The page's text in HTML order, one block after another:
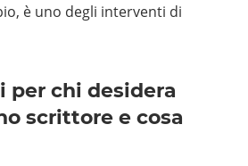
è uno degli interventi di
per chi desidera
scrittore e cosa